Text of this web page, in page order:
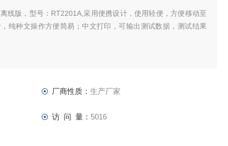
线版，型号：RT2201A,采用便携设计，使用轻便，方便移动至
纯种文操作方便简易；中文打印，可输出测试数据，测试结果
厂商性质： 生产厂家
访 问 量： 5016